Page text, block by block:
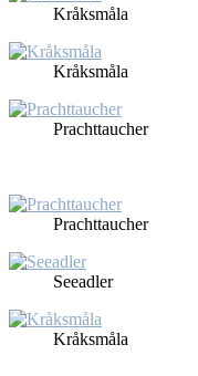
Kråks­må­la
Kråks­må­la
Pracht­tau­cher
Pracht­tau­cher
See­ad­ler
Kråks­må­la